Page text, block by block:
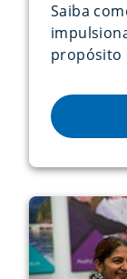
Saiba
propósito